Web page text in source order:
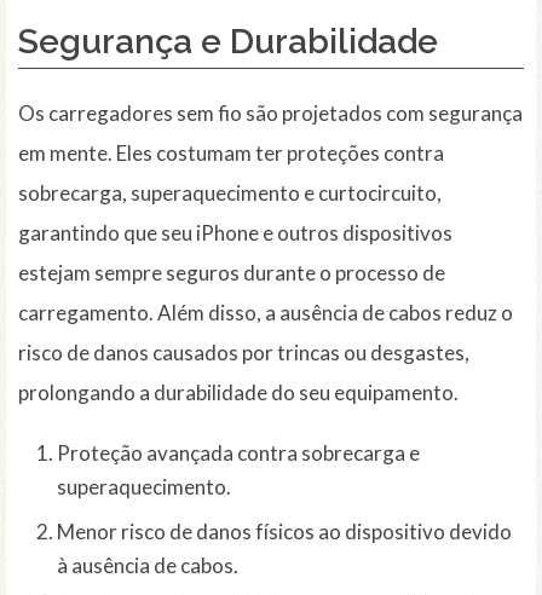
Segurança e Durabilidade
Os carregadores sem fio são projetados com segurança
em mente. Eles costumam ter proteções contra
sobrecarga, superaquecimento e curtocircuito,
garantindo que seu iPhone e outros dispositivos
estejam sempre seguros durante o processo de
carregamento. Além disso, a ausência de cabos reduz o
risco de danos causados por trincas ou desgastes,
prolongando a durabilidade do seu equipamento.
Proteção avançada contra sobrecarga e
superaquecimento.
Menor risco de danos físicos ao dispositivo devido
à ausência de cabos.